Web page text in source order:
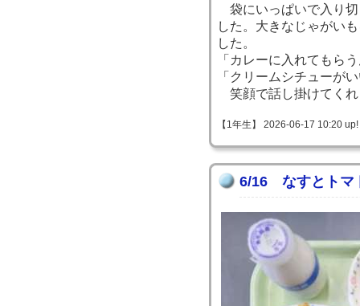
袋にいっぱいで入り切
した。大きなじゃがい
した。
「カレーに入れてもら
「クリームシチューが
笑顔で話し掛けてくれ
【1年生】 2026-06-17 10:20 up!
6/16 なすとトマ